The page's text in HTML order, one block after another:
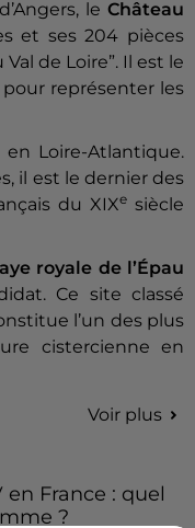
le Château
et ses 204 pièces
de Loire”. Il est le
représenter les
en Loire-Atlantique.
il est le dernier des
du XIXe siècle
royale de l’Épau
Ce site classé
l’un des plus
cistercienne en
Voir plus
en France : quel
?